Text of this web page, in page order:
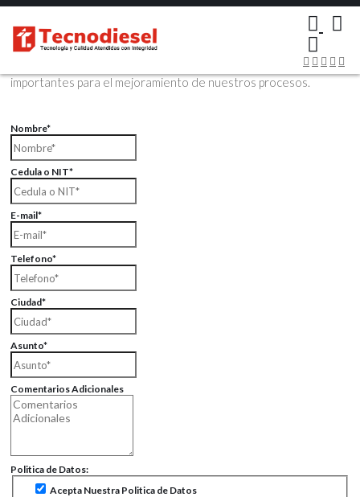
Contáctenos Vía Email
Envíenos sus datos con sus comentarios, sus opiniones son muy
importantes para el mejoramiento de nuestros procesos.
Nombre*
Cedula o NIT*
E-mail*
Telefono*
Ciudad*
Asunto*
Comentarios Adicionales
Politica de Datos:
Acepta Nuestra Politica de Datos